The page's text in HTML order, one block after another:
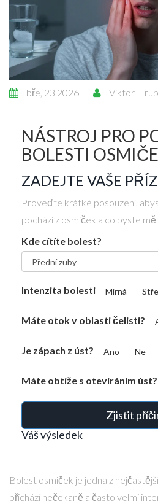
bře, 23 2026 Viktor
NÁSTROJ PRO
BOLESTI
ZADEJTE VAŠE
Proveďte krátké posouzení,
pochází z osmiček a co byste
Kde cítíte bolest?
Intenzita bolesti Mírná
Máte otok v oblasti čelisti?
Je zápach z úst? Ano Ne
Máte obtíže s otevíráním úst?
Zjistit
Váš výsledek
Bolest osmiček je jedna z
přichází nečekaně a často velmi